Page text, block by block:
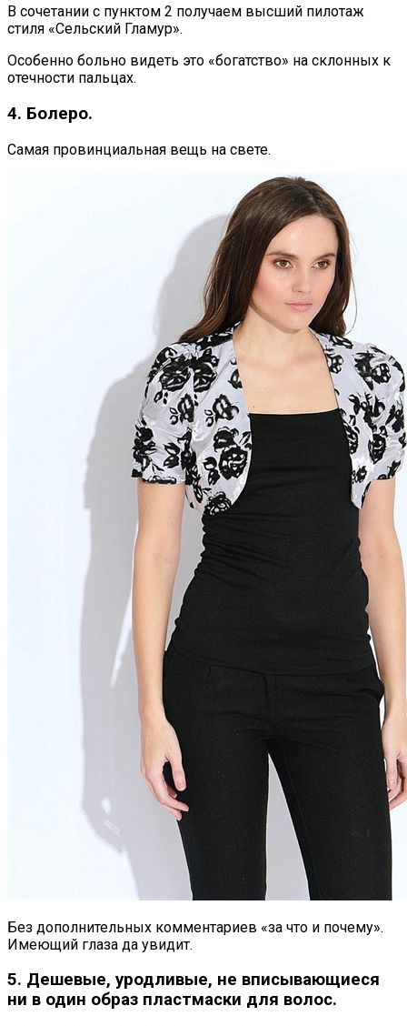
В сочетании с пунктом 2 получаем высший пилотаж
стиля «Сельский Гламур».
Особенно больно видеть это «богатство» на склонных к
отечности пальцах.
4. Болеро.
Самая провинциальная вещь на свете.
Без дополнительных комментариев «за что и почему».
Имеющий глаза да увидит.
5. Дешевые, уродливые, не вписывающиеся
ни в один образ пластмаски для волос.